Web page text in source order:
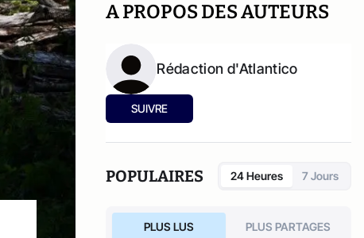
A PROPOS DES AUTEURS
Rédaction d'Atlantico
SUIVRE
POPULAIRES 24 Heures 7 Jours
PLUS LUS PLUS PARTAGES